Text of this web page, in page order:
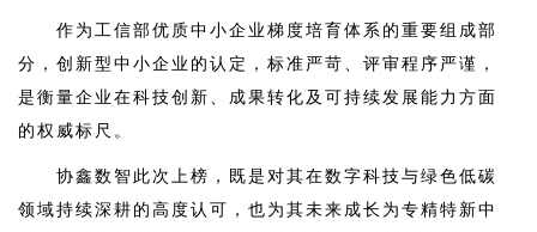
作为工信部优质中小企业梯度培育体系的重要组成部
分，创新型中小企业的认定，标准严苛、评审程序严谨，
是衡量企业在科技创新、成果转化及可持续发展能力方面
的权威标尺。
协鑫数智此次上榜，既是对其在数字科技与绿色低碳
领域持续深耕的高度认可，也为其未来成长为专精特新中